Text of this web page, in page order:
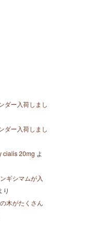
ダー入荷しまし
ダー入荷しまし
cialis 20mg よ
ギシマムが入
り
木がたくさん